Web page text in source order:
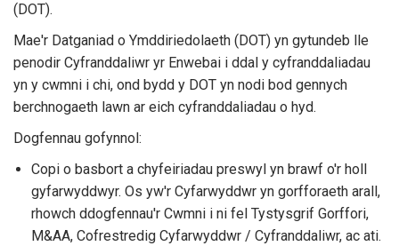
(DOT).
Mae'r Datganiad o Ymddiriedolaeth (DOT) yn gytundeb lle
penodir Cyfranddaliwr yr Enwebai i ddal y cyfranddaliadau
yn y cwmni i chi, ond bydd y DOT yn nodi bod gennych
berchnogaeth lawn ar eich cyfranddaliadau o hyd.
Dogfennau gofynnol:
Copi o basbort a chyfeiriadau preswyl yn brawf o'r holl
gyfarwyddwyr. Os yw'r Cyfarwyddwr yn gorfforaeth arall,
rhowch ddogfennau'r Cwmni i ni fel Tystysgrif Gorffori,
M&AA, Cofrestredig Cyfarwyddwr / Cyfranddaliwr, ac ati.